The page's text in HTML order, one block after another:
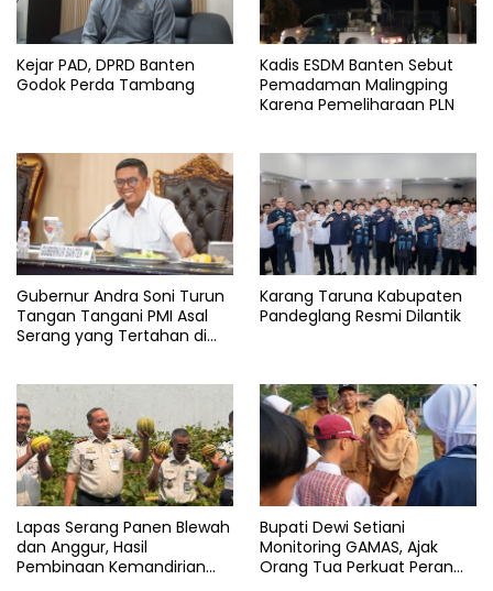
Kejar PAD, DPRD Banten
Godok Perda Tambang
Kadis ESDM Banten Sebut
Pemadaman Malingping
Karena Pemeliharaan PLN
Gubernur Andra Soni Turun
Tangan Tangani PMI Asal
Serang yang Tertahan di
Karang Taruna Kabupaten
Pandeglang Resmi Dilantik
Lapas Serang Panen Blewah
dan Anggur, Hasil
Pembinaan Kemandirian
Bupati Dewi Setiani
Monitoring GAMAS, Ajak
Orang Tua Perkuat Peran